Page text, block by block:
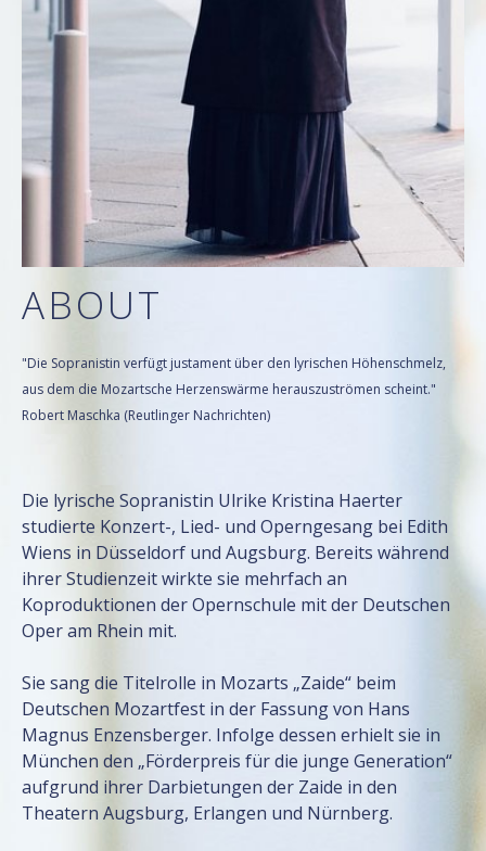
ABOUT
"Die Sopranistin verfügt justament über den lyrischen Höhenschmelz,
aus dem die Mozartsche Herzenswärme herauszuströmen scheint."
Robert Maschka (Reutlinger Nachrichten)
Die lyrische Sopranistin Ulrike Kristina Haerter
studierte Konzert-, Lied- und Operngesang bei Edith
Wiens in Düsseldorf und Augsburg. Bereits während
ihrer Studienzeit wirkte sie mehrfach an
Koproduktionen der Opernschule mit der Deutschen
Oper am Rhein mit.
Sie sang die Titelrolle in Mozarts „Zaide“ beim
Deutschen Mozartfest in der Fassung von Hans
Magnus Enzensberger. Infolge dessen erhielt sie in
München den „Förderpreis für die junge Generation“
aufgrund ihrer Darbietungen der Zaide in den
Theatern Augsburg, Erlangen und Nürnberg.